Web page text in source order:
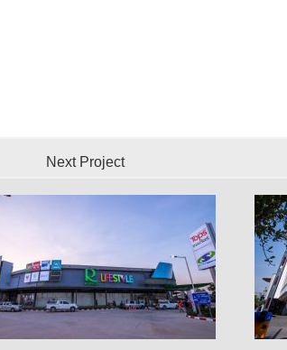
Next Project